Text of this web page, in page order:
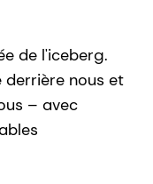
de l'iceberg.
derrière nous et
– avec